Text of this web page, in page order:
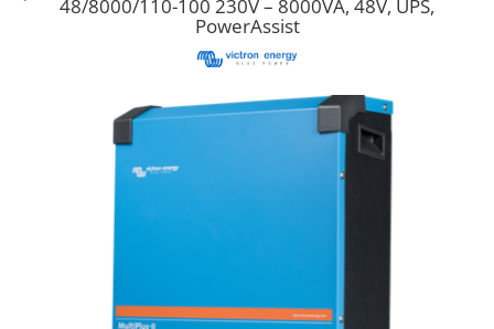
Cabluri semnalizare si control
Conductori rigizi
Cabluri alarma
Cabluri semnalizare incendiu
Cabluri semnalizare si control
48/8000/110-100 230V – 8000VA, 48V, UPS,
PowerAssist